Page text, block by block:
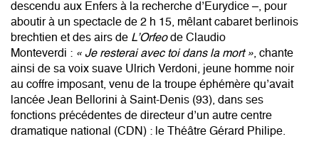
descendu aux Enfers à la recherche d’Eurydice –, pour
aboutir à un spectacle de 2 h 15, mêlant cabaret berlinois
brechtien et des airs de L’Orfeode Claudio
Monteverdi : « Je resterai avec toi dans la mort », chante
ainsi de sa voix suave Ulrich Verdoni, jeune homme noir
au coffre imposant, venu de la troupe éphémère qu’avait
lancée Jean Bellorini à Saint-Denis (93), dans ses
fonctions précédentes de directeur d’un autre centre
dramatique national (CDN) : le Théâtre Gérard Philipe.